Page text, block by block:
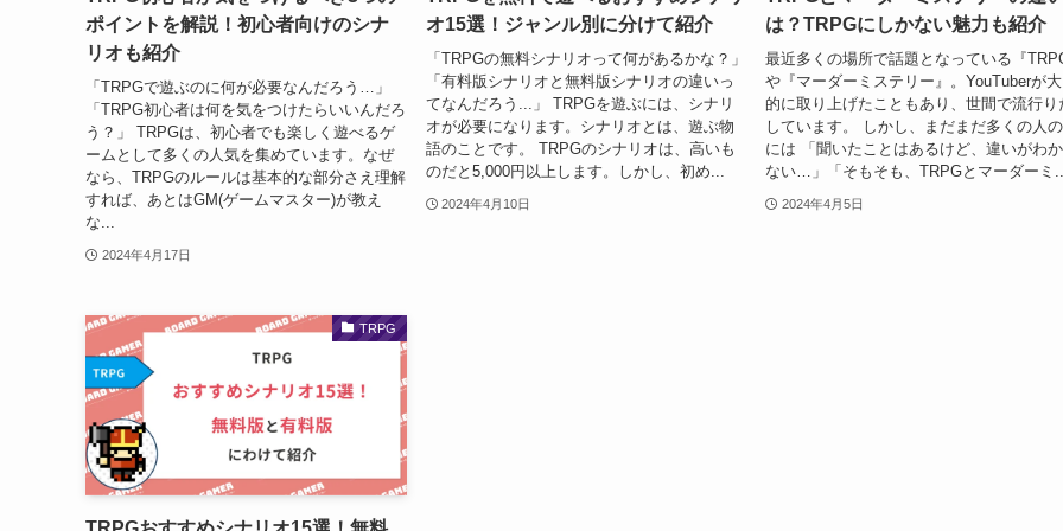
ポイントを解説！初心者向けのシナ
リオも紹介
「TRPGで遊ぶのに何が必要なんだろう…」
「TRPG初心者は何を気をつけたらいいんだろ
う？」 TRPGは、初心者でも楽しく遊べるゲ
ームとして多くの人気を集めています。なぜ
なら、TRPGのルールは基本的な部分さえ理解
すれば、あとはGM(ゲームマスター)が教え
な...
2024年4月17日
オ15選！ジャンル別に分けて紹介
「TRPGの無料シナリオって何があるかな？」
「有料版シナリオと無料版シナリオの違いっ
てなんだろう...」 TRPGを遊ぶには、シナリ
オが必要になります。シナリオとは、遊ぶ物
語のことです。 TRPGのシナリオは、高いも
のだと5,000円以上します。しかし、初め...
2024年4月10日
は？TRPGにしかない魅力も紹介
最近多くの場所で話題となっている『
や『マーダーミステリー』。YouTuberが大
的に取り上げたこともあり、世間で流行り
しています。 しかし、まだまだ多くの人
には 「聞いたことはあるけど、違いがわ
ない…」「そもそも、TRPGとマーダーミ...
2024年4月5日
TRPG